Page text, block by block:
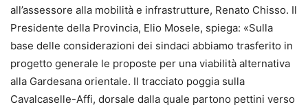
all’assessore alla mobilità e infrastrutture, Renato Chisso. Il
Presidente della Provincia, Elio Mosele, spiega: «Sulla
base delle considerazioni dei sindaci abbiamo trasferito in
progetto generale le proposte per una viabilità alternativa
alla Gardesana orientale. Il tracciato poggia sulla
Cavalcaselle-Affi, dorsale dalla quale partono pettini verso